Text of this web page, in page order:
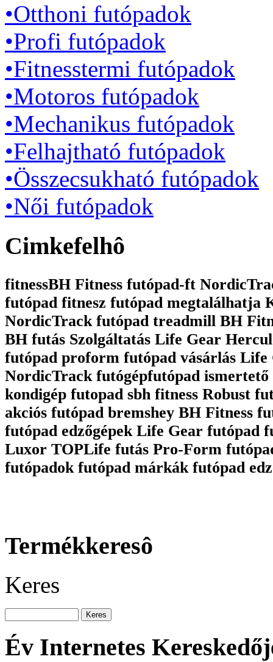
•Otthoni futópadok
•Profi futópadok
•Fitnesstermi futópadok
•Motoros futópadok
•Mechanikus futópadok
•Felhajtható futópadok
•Összecsukható futópadok
•Női futópadok
Cimkefelhô
fitnessBH Fitness futópad-ft
futópad fitnesz futópad megtalálhatja
NordicTrack futópad treadmill BH
BH futás Szolgáltatás Life Gear
futópad proform futópad vásárlás
NordicTrack futógépfutópad
kondigép futopad sbh fitness Robust
akciós futópad bremshey BH Fitness
futópad edzőgépek Life Gear futópad
Luxor TOPLife futás Pro-Form
futópadok futópad márkák futópad
Termékkeresô
Keres
Év Internetes